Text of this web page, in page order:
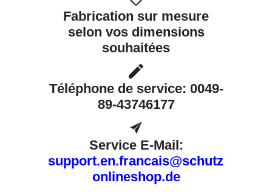
Fabrication sur mesure
selon vos dimensions
souhaitées
Téléphone de service: 0049-
89-43746177
Service E-Mail:
onlineshop.de